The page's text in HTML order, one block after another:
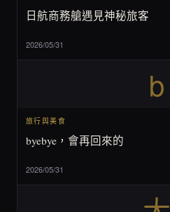
日航商務艙遇見神秘旅客
2026/05/31
b
旅行與美食
byebye，會再回來的
2026/05/31